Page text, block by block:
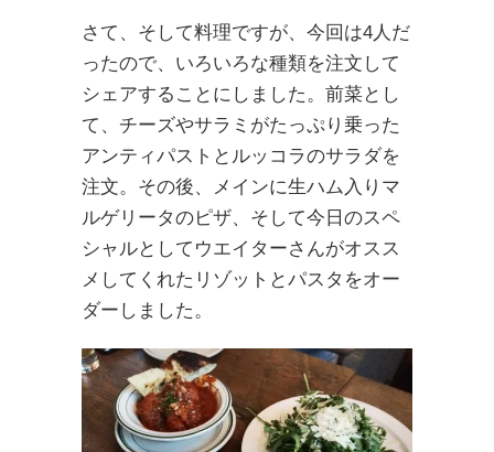
さて、そして料理ですが、今回は4人だ
ったので、いろいろな種類を注文して
シェアすることにしました。前菜とし
て、チーズやサラミがたっぷり乗った
アンティパストとルッコラのサラダを
注文。その後、メインに生ハム入りマ
ルゲリータのピザ、そして今日のスペ
シャルとしてウエイターさんがオスス
メしてくれたリゾットとパスタをオー
ダーしました。